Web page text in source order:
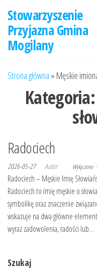
treści
Stowarzyszenie
Przyjazna Gmina
Mogilany
Strona główna » Męskie
Kategoria:
Radociech
2026-05-27 Autor Wyłączono
Radociech – Męskie Imię
Radociech to imię męskie o
symbolikę oraz znaczenie
wskazuje na dwa główne
wyraz zadowolenia, radości lub…
Szukaj